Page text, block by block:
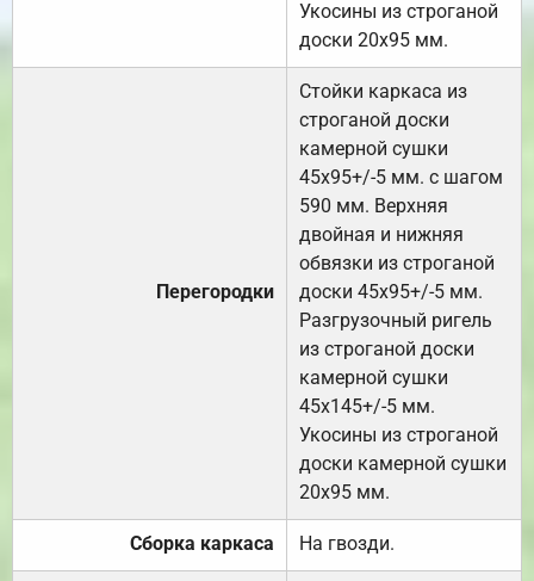
Укосины из строганой
доски 20х95 мм.
Перегородки
Стойки каркаса из
строганой доски
камерной сушки
45х95+/-5 мм. с шагом
590 мм. Верхняя
двойная и нижняя
обвязки из строганой
доски 45х95+/-5 мм.
Разгрузочный ригель
из строганой доски
камерной сушки
45х145+/-5 мм.
Укосины из строганой
доски камерной сушки
20х95 мм.
Сборка каркаса На гвозди.